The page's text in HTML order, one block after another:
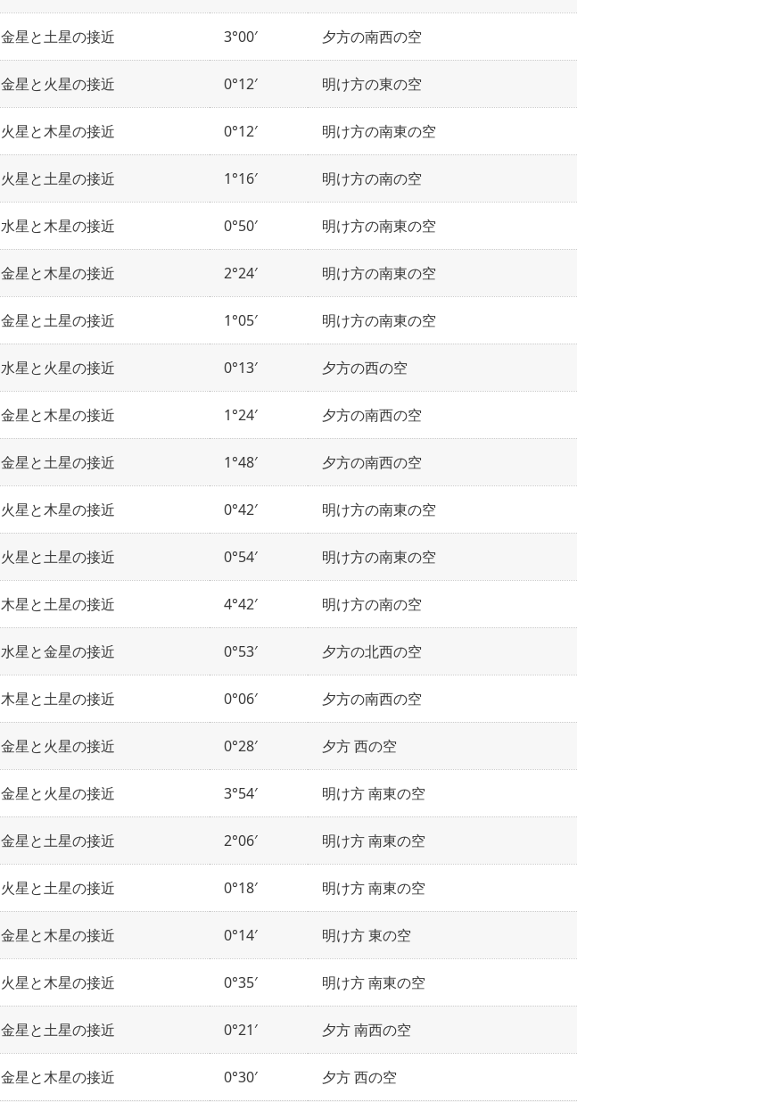
金星と土星の接近 3°00′ 夕方の南西の空
金星と火星の接近 0°12′ 明け方の東の空
火星と木星の接近 0°12′ 明け方の南東の空
火星と土星の接近 1°16′ 明け方の南の空
水星と木星の接近 0°50′ 明け方の南東の空
金星と木星の接近 2°24′ 明け方の南東の空
金星と土星の接近 1°05′ 明け方の南東の空
水星と火星の接近 0°13′ 夕方の西の空
金星と木星の接近 1°24′ 夕方の南西の空
金星と土星の接近 1°48′ 夕方の南西の空
火星と木星の接近 0°42′ 明け方の南東の空
火星と土星の接近 0°54′ 明け方の南東の空
木星と土星の接近 4°42′ 明け方の南の空
水星と金星の接近 0°53′ 夕方の北西の空
木星と土星の接近 0°06′ 夕方の南西の空
金星と火星の接近 0°28′ 夕方 西の空
金星と火星の接近 3°54′ 明け方 南東の空
金星と土星の接近 2°06′ 明け方 南東の空
火星と土星の接近 0°18′ 明け方 南東の空
金星と木星の接近 0°14′ 明け方 東の空
火星と木星の接近 0°35′ 明け方 南東の空
金星と土星の接近 0°21′ 夕方 南西の空
金星と木星の接近 0°30′ 夕方 西の空